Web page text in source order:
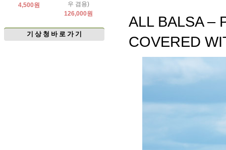
4,500원
우 겸용)
126,000원
기 상 청 바 로 가 기
ALL BALSA –
COVERED